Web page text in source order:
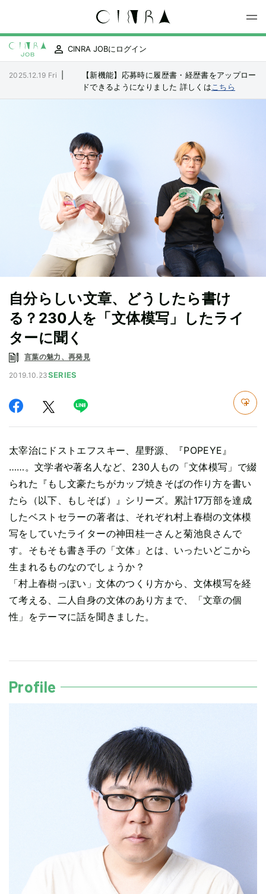
CINRA JOBにログイン
2025.12.19 Fri
【新機能】応募時に履歴書・経歴書をアップロー
ドできるようになりました 詳しくは こちら
自分らしい文章、どうしたら書け
る？230人を「文体模写」したライ
ターに聞く
言葉の魅力、再発見
2019.10.23SERIES
太宰治にドストエフスキー、星野源、『POPEYE』
……。文学者や著名人など、230人もの「文体模写」で綴
られた『もし文豪たちがカップ焼きそばの作り方を書い
たら（以下、もしそば）』シリーズ。累計17万部を達成
したベストセラーの著者は、それぞれ村上春樹の文体模
写をしていたライターの神田桂一さんと菊池良さんで
す。そもそも書き手の「文体」とは、いったいどこから
生まれるものなのでしょうか？
「村上春樹っぽい」文体のつくり方から、文体模写を経
て考える、二人自身の文体のあり方まで、「文章の個
性」をテーマに話を聞きました。
Profile